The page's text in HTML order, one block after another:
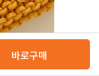
바로구매